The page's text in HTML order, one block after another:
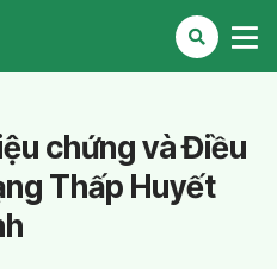
chứng và Điều
Thấp Huyết